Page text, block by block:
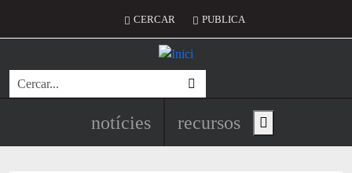
Menú del compte d'usuari
CERCAR PUBLICA
Cerca
Navegació principal de
notícies recursos Show main menu